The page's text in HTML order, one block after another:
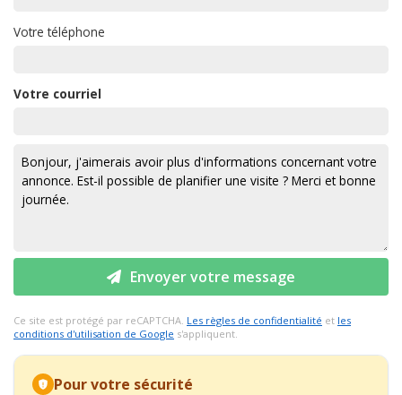
Votre téléphone
Votre courriel
Envoyer votre message
Ce site est protégé par reCAPTCHA. Les règles de confidentialité et les
conditions d'utilisation de Google s'appliquent.
Pour votre sécurité